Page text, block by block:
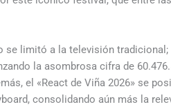
se limitó a la televisión
la asombrosa cifra de
el «React de Viña 2026» se
consolidando aún más la